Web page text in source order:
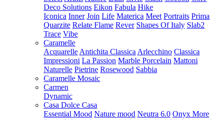
Deco Solutions Eikon Fabula Hike
Iconica Inner Join Life Materica Meet Portraits Prima
Quarzite Relate Flame Rever Shapes Of Italy Slab2
Trace Vibe
Caramelle
Acquarelle Antichita Classica Arlecchino Classica
Impressioni La Passion Marble Porcelain Mattoni
Naturelle Pietrine Rosewood Sabbia
Caramelle Mosaic
Carmen
Dynamic
Casa Dolce Casa
Essential Mood Nature mood Neutra 6.0 Onyx More